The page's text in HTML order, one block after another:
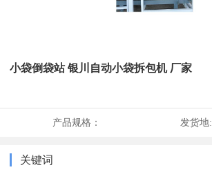
小袋倒袋站 银川自动小袋拆包机 厂家
产品规格： 发货地:
关键词